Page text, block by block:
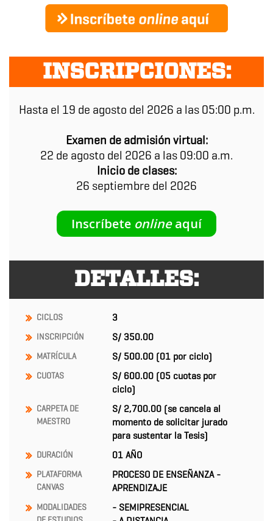
INSCRIPCIONES:
Hasta el 19 de agosto del 2026 a las 05:00 p.m.
Examen de admisión virtual:
22 de agosto del 2026 a las 09:00 a.m.
Inicio de clases:
26 septiembre del 2026
Inscríbete onlineaquí
DETALLES:
CICLOS 3
INSCRIPCIÓN S/ 350.00
MATRÍCULA S/ 500.00 (01 por ciclo)
CUOTAS
S/ 600.00 (05 cuotas por
ciclo)
CARPETADE
MAESTRO
S/ 2,700.00 (se cancela al
momento de solicitar jurado
para sustentar la Tesis)
DURACIÓN 01 AÑO
PLATAFORMA
CANVAS
PROCESO DE ENSEÑANZA -
APRENDIZAJE
MODALIDADES
- SEMIPRESENCIAL